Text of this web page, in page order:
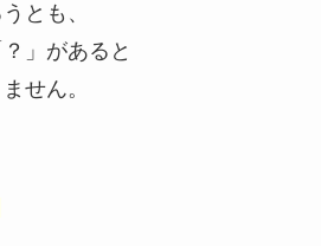
とも、
」があると
せん。